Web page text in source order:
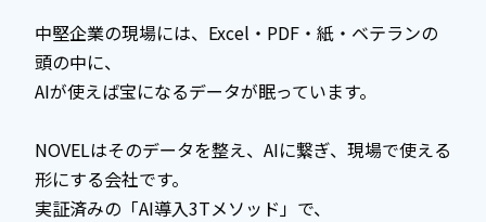
中堅企業の現場には、Excel・PDF・紙・ベテランの
頭の中に、
AIが使えば宝になるデータが眠っています。
NOVELはそのデータを整え、AIに繋ぎ、現場で使える
形にする会社です。
実証済みの「AI導入3Tメソッド」で、